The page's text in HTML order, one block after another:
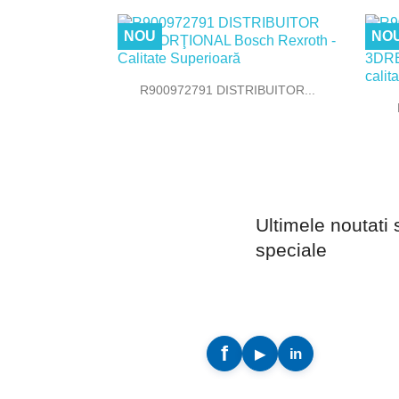
 Vizualizare rapida
R900972791 DISTRIBUITOR...
NOU
Ultimele noutati
speciale